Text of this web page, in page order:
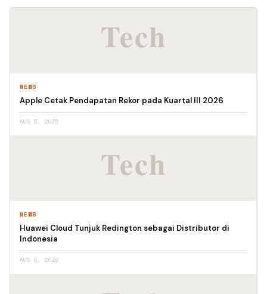
NEWS
Apple Cetak Pendapatan Rekor pada Kuartal III 2026
AUG 5, 2026
NEWS
Huawei Cloud Tunjuk Redington sebagai Distributor di
Indonesia
AUG 5, 2026